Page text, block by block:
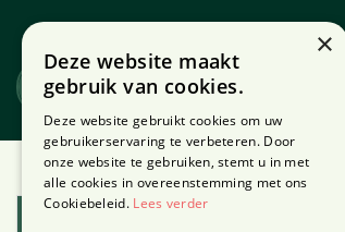
naar
content
Home Plantengids
Website Webshop
×
Deze website maakt
gebruik van cookies.
Deze website gebruikt cookies om uw
gebruikerservaring te verbeteren. Door
onze website te gebruiken, stemt u in met
alle cookies in overeenstemming met ons
Cookiebeleid. Lees verder